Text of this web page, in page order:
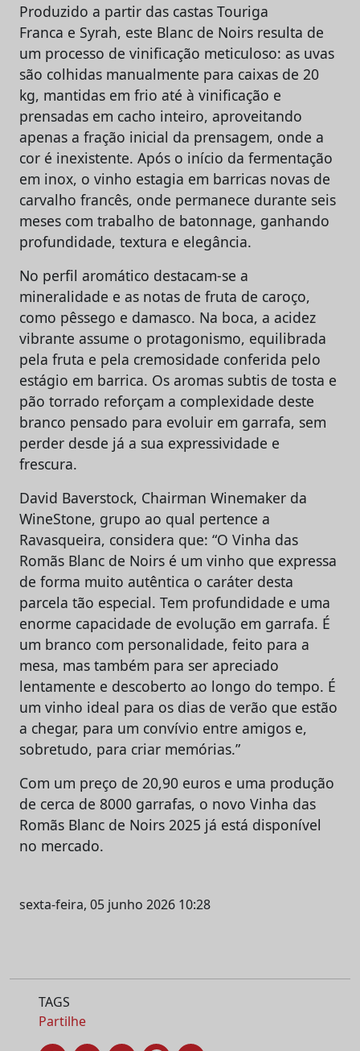
Produzido a partir das castas Touriga
Franca e Syrah, este Blanc de Noirs resulta de
um processo de vinificação meticuloso: as uvas
são colhidas manualmente para caixas de 20
kg, mantidas em frio até à vinificação e
prensadas em cacho inteiro, aproveitando
apenas a fração inicial da prensagem, onde a
cor é inexistente. Após o início da fermentação
em inox, o vinho estagia em barricas novas de
carvalho francês, onde permanece durante seis
meses com trabalho de batonnage, ganhando
profundidade, textura e elegância.
No perfil aromático destacam-se a
mineralidade e as notas de fruta de caroço,
como pêssego e damasco. Na boca, a acidez
vibrante assume o protagonismo, equilibrada
pela fruta e pela cremosidade conferida pelo
estágio em barrica. Os aromas subtis de tosta e
pão torrado reforçam a complexidade deste
branco pensado para evoluir em garrafa, sem
perder desde já a sua expressividade e
frescura.
David Baverstock, Chairman Winemaker da
WineStone, grupo ao qual pertence a
Ravasqueira, considera que: “O Vinha das
Romãs Blanc de Noirs é um vinho que expressa
de forma muito autêntica o caráter desta
parcela tão especial. Tem profundidade e uma
enorme capacidade de evolução em garrafa. É
um branco com personalidade, feito para a
mesa, mas também para ser apreciado
lentamente e descoberto ao longo do tempo. É
um vinho ideal para os dias de verão que estão
a chegar, para um convívio entre amigos e,
sobretudo, para criar memórias.”
Com um preço de 20,90 euros e uma produção
de cerca de 8000 garrafas, o novo Vinha das
Romãs Blanc de Noirs 2025 já está disponível
no mercado.
sexta-feira, 05 junho 2026 10:28
TAGS
Partilhe